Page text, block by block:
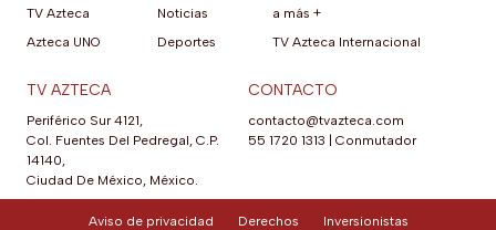
TV Azteca
Azteca UNO
Noticias
Deportes
a más +
TV Azteca Internacional
TV AZTECA
Periférico Sur 4121,
Col. Fuentes Del Pedregal, C.P.
14140,
Ciudad De México, México.
CONTACTO
contacto@tvazteca.com
55 1720 1313
Conmutador
Aviso de privacidad Derechos
Inversionistas